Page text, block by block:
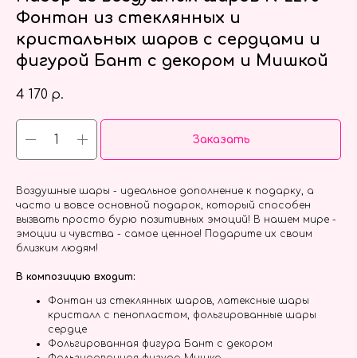
Фонтан из стеклянных и
кристальных шаров с сердцами и
фигурой Бант с декором и Мишкой
4 170 р.
Заказать
Воздушные шары - идеальное дополнение к подарку, а
часто и вовсе основной подарок, который способен
вызвать просто бурю позитивных эмоций! В нашем мире -
эмоции и чувства - самое ценное! Подарите их своим
близким людям!
В композицию входит:
Фонтан из стеклянных шаров, латексные шары
кристалл с пенопластом, фольгированные шары
сердце
Фольгированная фигура Бант с декором